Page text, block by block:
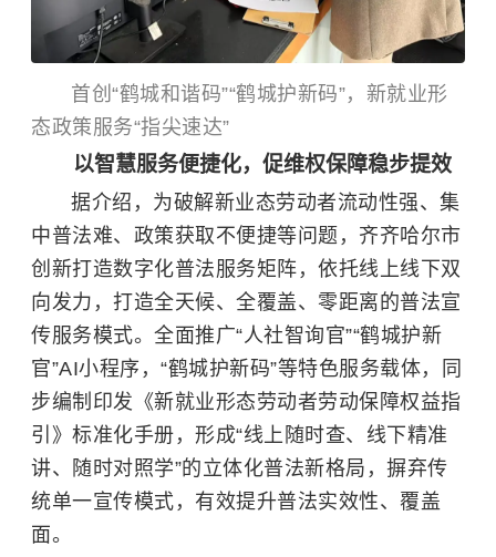
首创“鹤城和谐码”“鹤城护新码”，新就业形
态政策服务“指尖速达”
以智慧服务便捷化，促维权保障稳步提效
据介绍，为破解新业态劳动者流动性强、集
中普法难、政策获取不便捷等问题，齐齐哈尔市
创新打造数字化普法服务矩阵，依托线上线下双
向发力，打造全天候、全覆盖、零距离的普法宣
传服务模式。全面推广“人社智询官”“鹤城护新
官”AI小程序，“鹤城护新码”等特色服务载体，同
步编制印发《新就业形态劳动者劳动保障权益指
引》标准化手册，形成“线上随时查、线下精准
讲、随时对照学”的立体化普法新格局，摒弃传
统单一宣传模式，有效提升普法实效性、覆盖
面。